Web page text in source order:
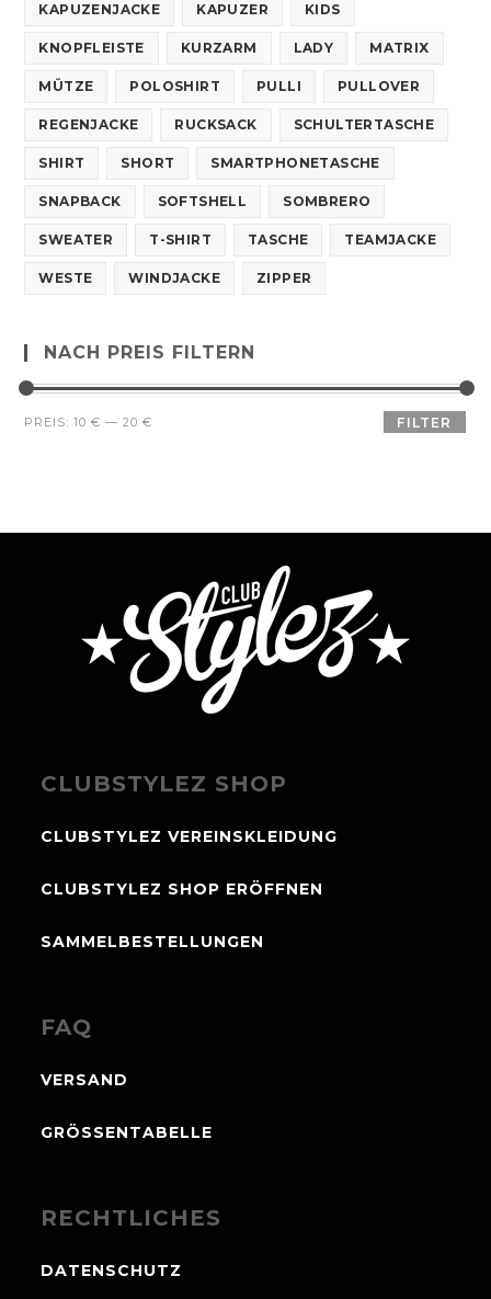
KAPUZENJACKE KAPUZER KIDS
KNOPFLEISTE KURZARM LADY MATRIX
MÜTZE POLOSHIRT PULLI PULLOVER
REGENJACKE RUCKSACK SCHULTERTASCHE
SHIRT SHORT SMARTPHONETASCHE
SNAPBACK SOFTSHELL SOMBRERO
SWEATER T-SHIRT TASCHE TEAMJACKE
WESTE WINDJACKE ZIPPER
NACH PREIS FILTERN
FILTER
PREIS:10 € —20 €
CLUBSTYLEZ SHOP
CLUBSTYLEZ VEREINSKLEIDUNG
CLUBSTYLEZ SHOP ERÖFFNEN
SAMMELBESTELLUNGEN
FAQ
VERSAND
GRÖSSENTABELLE
RECHTLICHES
DATENSCHUTZ